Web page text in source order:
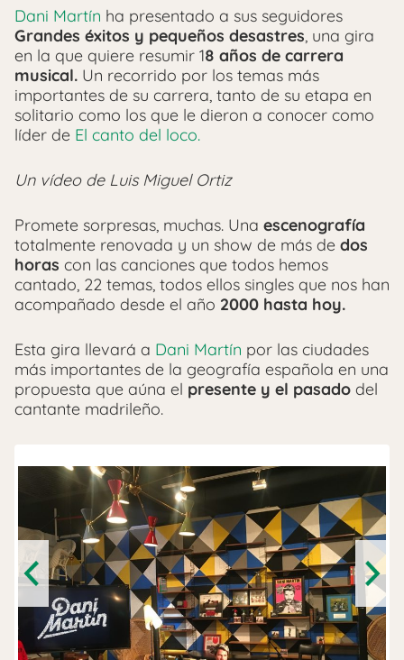
Dani Martín ha presentado a sus seguidores
Grandes éxitos y pequeños desastres, una gira
en la que quiere resumir 18 años de carrera
musical. Un recorrido por los temas más
importantes de su carrera, tanto de su etapa en
solitario como los que le dieron a conocer como
líder de El canto del loco.
Un vídeo de Luis Miguel Ortiz
Promete sorpresas, muchas. Una escenografía
totalmente renovada y un show de más de dos
horas con las canciones que todos hemos
cantado, 22 temas, todos ellos singles que nos han
acompañado desde el año 2000 hasta hoy.
Esta gira llevará a Dani Martín por las ciudades
más importantes de la geografía española en una
propuesta que aúna el presente y el pasado del
cantante madrileño.
Previous
Next